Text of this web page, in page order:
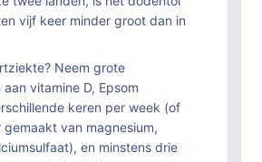
vijf keer minder groot dan in
Neem grote
vitamine D, Epsom
keren per week (of
gemaakt van magnesium,
en minstens drie